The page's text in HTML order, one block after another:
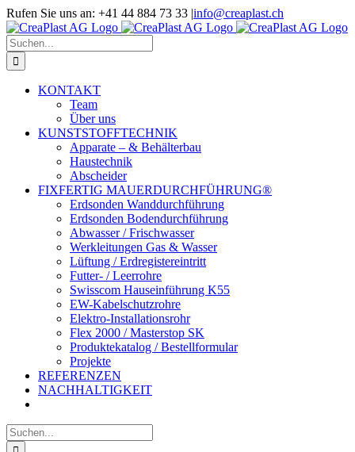
Zum
Inhalt
springen
Rufen Sie uns an: +41 44 884 73 33 |info@creaplast.ch
LinkedIn
Instagram
YouTube
Suche
nach:
KONTAKT
Team
Über uns
KUNSTSTOFFTECHNIK
Apparate – & Behälterbau
Haustechnik
Abscheider
FIXFERTIG MAUERDURCHFÜHRUNG®
Erdsonden Wanddurchführung
Erdsonden Bodendurchführung
Abwasser / Frischwasser
Werkleitungen Gas & Wasser
Lüftung / Erdregistereintritt
Futter- / Leerrohre
Swisscom Hauseinführung K55
EW-Kabelschutzrohre
Elektro-Installationsrohr
Flex 2000 / Masterstop SK
Produktekatalog / Bestellformular
Projekte
REFERENZEN
NACHHALTIGKEIT
Suche
nach: